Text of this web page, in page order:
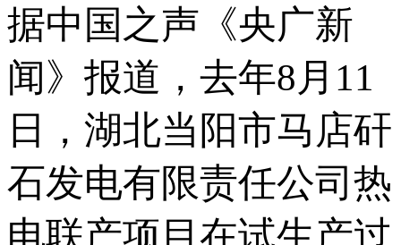
据中国之声《央广新
闻》报道，去年8月11
日，湖北当阳市马店矸
石发电有限责任公司热
电联产项目在试生产过